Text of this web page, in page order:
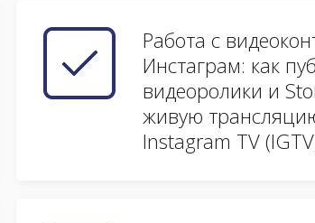
Работа с
Инстаграм: как
видеоролики и
живую
Instagram TV